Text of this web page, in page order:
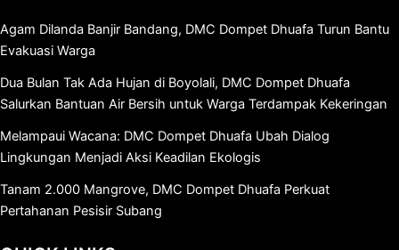
Agam Dilanda Banjir Bandang, DMC Dompet Dhuafa Turun Bantu
Evakuasi Warga
Dua Bulan Tak Ada Hujan di Boyolali, DMC Dompet Dhuafa
Salurkan Bantuan Air Bersih untuk Warga Terdampak Kekeringan
Melampaui Wacana: DMC Dompet Dhuafa Ubah Dialog
Lingkungan Menjadi Aksi Keadilan Ekologis
Tanam 2.000 Mangrove, DMC Dompet Dhuafa Perkuat
Pertahanan Pesisir Subang